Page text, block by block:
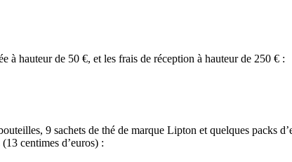
à hauteur de 50 €, et les frais de réception à hauteur de 250 € :
9 sachets de thé de marque Lipton et quelques packs
centimes d’euros) :